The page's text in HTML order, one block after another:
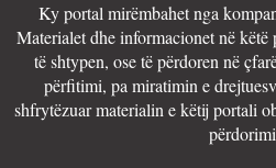
Ky portal mirëmbahet nga
Materialet dhe informacionet në
të shtypen, ose të përdoren në
përfitimi, pa miratimin e
shfrytëzuar materialin e këtij portali